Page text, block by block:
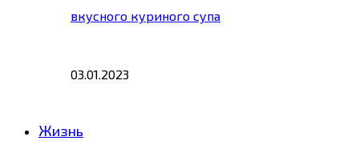
вкусного куриного супа
03.01.2023
Жизнь